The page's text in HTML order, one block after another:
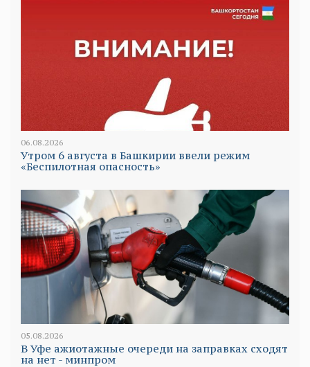
06.08.2026
Утром 6 августа в Башкирии ввели режим
«Беспилотная опасность»
05.08.2026
В Уфе ажиотажные очереди на заправках сходят
на нет - минпром